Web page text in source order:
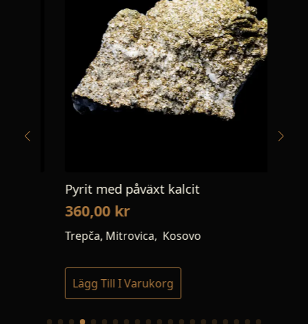
Pyrit med påväxt kalcit
360,00kr
Trepča, Mitrovica, Kosovo
Lägg Till I Varukorg